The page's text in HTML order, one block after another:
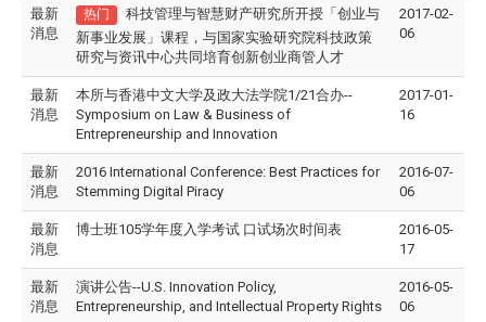
最新
消息
热门
科技管理与智慧财产研究所开授「创业与
新事业发展」课程，与国家实验研究院科技政策
研究与资讯中心共同培育创新创业商管人才
2017-02-
06
最新
消息
本所与香港中文大学及政大法学院1/21合办--
Symposium on Law & Business of
Entrepreneurship and Innovation
2017-01-
16
最新
消息
2016 International Conference: Best Practices for
Stemming Digital Piracy
2016-07-
06
最新
消息
博士班105学年度入学考试 口试场次时间表
2016-05-
17
最新
消息
演讲公告--U.S. Innovation Policy,
Entrepreneurship, and Intellectual Property Rights
2016-05-
06